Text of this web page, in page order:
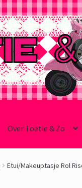
Over Toetie & Zo
Etui/Makeuptasje Rol